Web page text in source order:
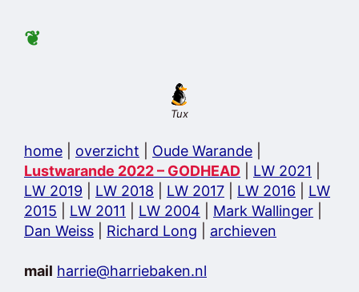
❦
Tux
home overzicht Oude Warande
Lustwarande 2022 – GODHEAD
LW 2021
LW 2019
LW 2018 LW 2017 LW 2016
LW
2015
LW 2011 LW 2004 Mark Wallinger
Dan Weiss
Richard Long archieven
mail harrie@harriebaken.nl